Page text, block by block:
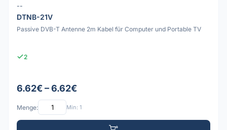
--
DTNB-21V
Passive DVB-T Antenne 2m Kabel für Computer und Portable TV
2
6.62€ – 6.62€
Menge: Min: 1